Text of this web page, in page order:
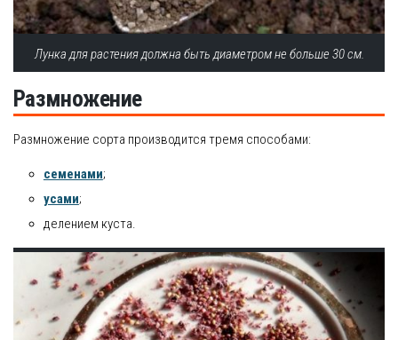
Лунка для растения должна быть диаметром не больше 30 см.
Размножение
Размножение сорта производится тремя способами:
семенами;
усами;
делением куста.